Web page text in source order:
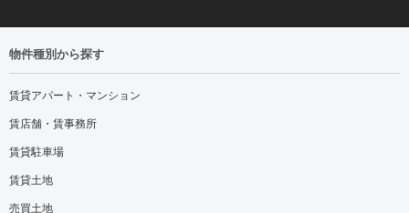
物件種別から探す
賃貸アパート・マンション
賃店舗・賃事務所
賃貸駐車場
賃貸土地
売買土地